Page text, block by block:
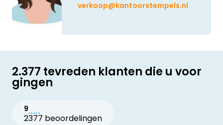
verkoop@kantoorstempels.nl
2.377 tevreden klanten die u voor
gingen
9
2377 beoordelingen